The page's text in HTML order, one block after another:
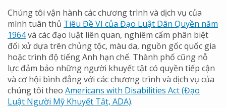
Chúng tôi vận hành các chương trình và dịch vụ của
mình tuân thủ Tiêu Đề VI của Đạo Luật Dân Quyền năm
1964và các đạo luật liên quan, nghiêm cấm phân biệt
đối xử dựa trên chủng tộc, màu da, nguồn gốc quốc gia
hoặc trình độ tiếng Anh hạn chế. Thành phố cũng nỗ
lực đảm bảo những người khuyết tật có quyền tiếp cận
và cơ hội bình đẳng với các chương trình và dịch vụ của
chúng tôi theo Americans with Disabilities Act (Đạo
Luật Người Mỹ Khuyết Tật, ADA).